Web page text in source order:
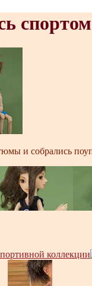
спортом
и собрались